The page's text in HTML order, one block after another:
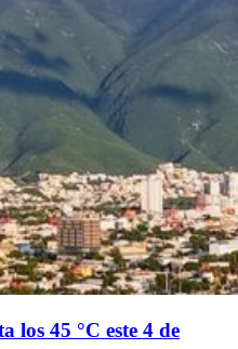
los 45 °C este 4 de